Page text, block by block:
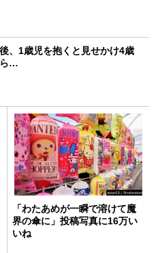
、1歳児を抱くと見せかけ4歳
ら…
「わたあめが一瞬で溶けて魔
界の傘に」投稿写真に16万い
いね